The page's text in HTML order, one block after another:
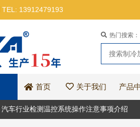
TEL: 13912479193
热门搜索：
首页 关于我们 产品
汽车行业检测温控系统操作注意事项介绍